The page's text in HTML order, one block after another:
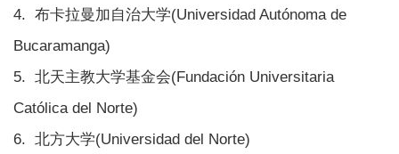
4. 布卡拉曼加自治大学(Universidad Autónoma de
Bucaramanga)
5. 北天主教大学基金会(Fundación Universitaria
Católica del Norte)
6. 北方大学(Universidad del Norte)